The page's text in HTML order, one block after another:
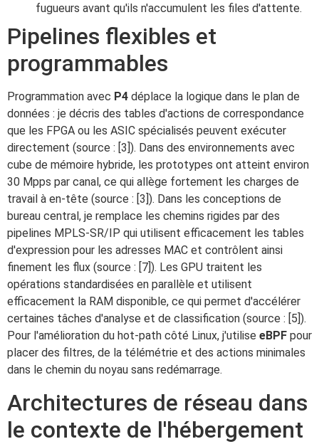
fugueurs avant qu'ils n'accumulent les files d'attente.
Pipelines flexibles et
programmables
Programmation avec P4 déplace la logique dans le plan de
données : je décris des tables d'actions de correspondance
que les FPGA ou les ASIC spécialisés peuvent exécuter
directement (source : [3]). Dans des environnements avec
cube de mémoire hybride, les prototypes ont atteint environ
30 Mpps par canal, ce qui allège fortement les charges de
travail à en-tête (source : [3]). Dans les conceptions de
bureau central, je remplace les chemins rigides par des
pipelines MPLS-SR/IP qui utilisent efficacement les tables
d'expression pour les adresses MAC et contrôlent ainsi
finement les flux (source : [7]). Les GPU traitent les
opérations standardisées en parallèle et utilisent
efficacement la RAM disponible, ce qui permet d'accélérer
certaines tâches d'analyse et de classification (source : [5]).
Pour l'amélioration du hot-path côté Linux, j'utilise eBPF pour
placer des filtres, de la télémétrie et des actions minimales
dans le chemin du noyau sans redémarrage.
Architectures de réseau dans
le contexte de l'hébergement